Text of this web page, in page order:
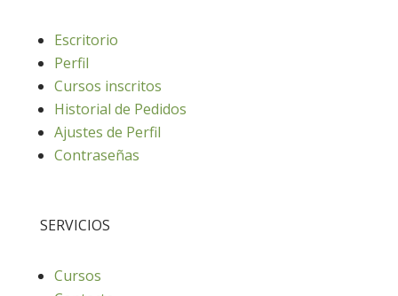
Escritorio
Perfil
Cursos inscritos
Historial de Pedidos
Ajustes de Perfil
Contraseñas
SERVICIOS
Cursos